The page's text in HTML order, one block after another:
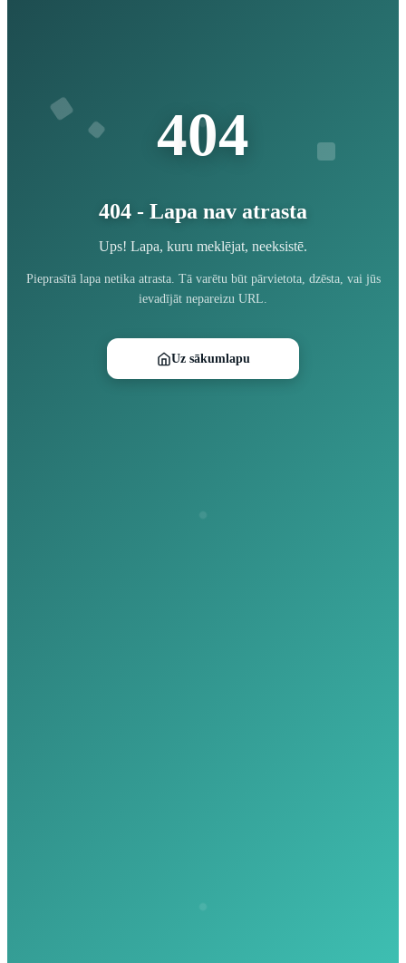
404
404 - Lapa nav atrasta
Ups! Lapa, kuru meklējat, neeksistē.
Pieprasītā lapa netika atrasta. Tā varētu būt pārvietota, dzēsta, vai jūs
ievadījāt nepareizu URL.
Uz sākumlapu